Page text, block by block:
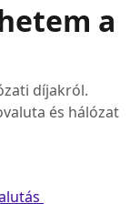
a
díjakról.
és hálózat